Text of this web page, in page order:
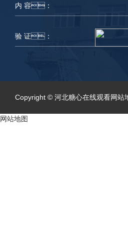
Copyright © 河北糖心在线观看网站
网站地图